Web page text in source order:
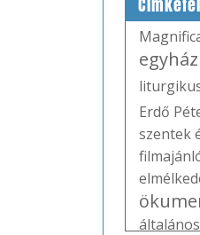
Erdő
szentek